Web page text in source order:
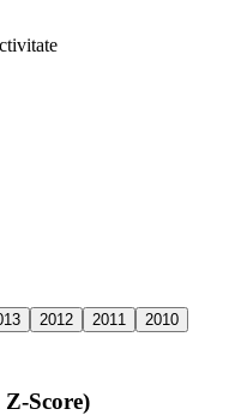
2012 2011 2010
Score)